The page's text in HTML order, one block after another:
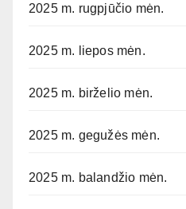
2025 m. rugpjūčio mėn.
2025 m. liepos mėn.
2025 m. birželio mėn.
2025 m. gegužės mėn.
2025 m. balandžio mėn.